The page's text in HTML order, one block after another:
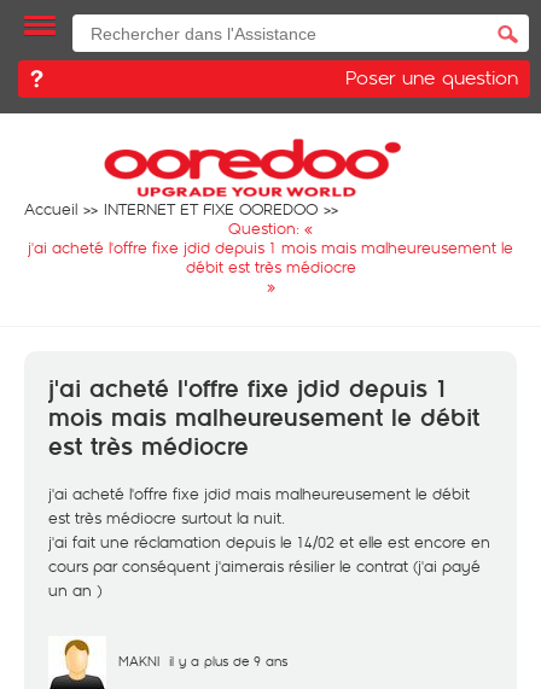
Poser une question
Accueil
INTERNET ET FIXE OOREDOO
Question: «
j'ai acheté l'offre fixe jdid depuis 1 mois mais malheureusement le
débit est très médiocre
»
j'ai acheté l'offre fixe jdid depuis 1
mois mais malheureusement le débit
est très médiocre
j'ai acheté l'offre fixe jdid mais malheureusement le débit
est très médiocre surtout la nuit.
j'ai fait une réclamation depuis le 14/02 et elle est encore en
cours par conséquent j'aimerais résilier le contrat (j'ai payé
un an )
MAKNI il y a plus de 9 ans